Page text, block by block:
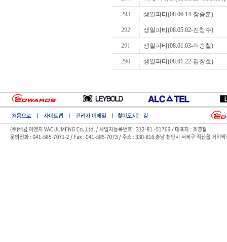
293 생일파티(08.06.14-장승훈)
292 생일파티(08.05.02-진창수)
291 생일파티(08.01.03-이승철)
290 생일파티(08.01.22-김창호)